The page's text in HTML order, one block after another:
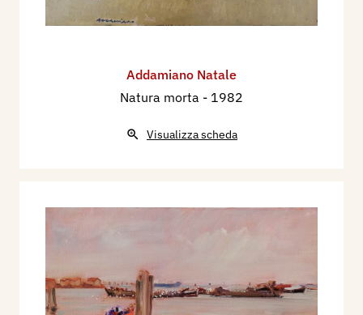
Addamiano Natale
Natura morta - 1982
Visualizza scheda